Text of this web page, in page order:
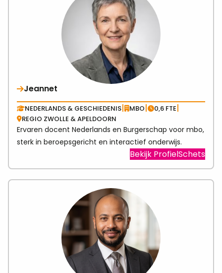
Jeannet
NEDERLANDS & GESCHIEDENIS| MBO| 0,6 FTE|
REGIO ZWOLLE & APELDOORN
Ervaren docent Nederlands en Burgerschap voor mbo,
sterk in beroepsgericht en interactief onderwijs.
Bekijk ProfielSchetsVisit
link